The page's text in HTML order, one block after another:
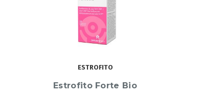
FLUORECARE
Fluorecare Kit De Teste